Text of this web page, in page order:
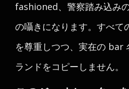
fashioned、警察踏み込み
の囁きになります。すべて
を尊重しつつ、実在の
ランドをコピーしません。